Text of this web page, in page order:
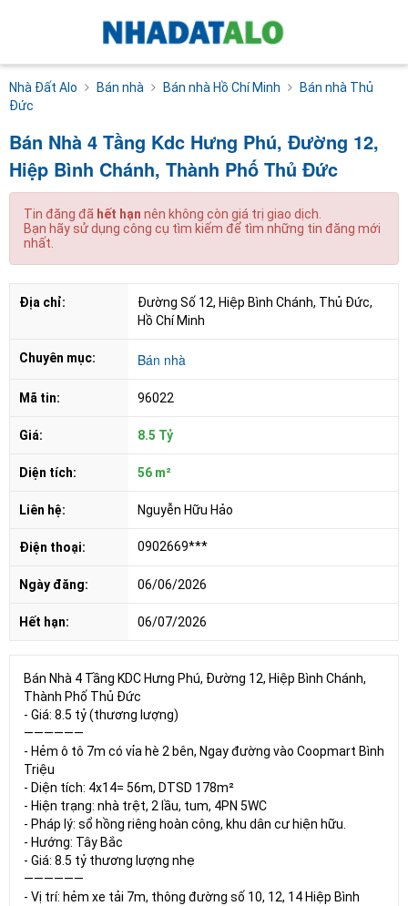
Nhà Đất Alo Bán nhà Bán nhà Hồ Chí Minh
Bán nhà Thủ
Đức
Bán Nhà 4 Tầng Kdc Hưng Phú, Đường 12,
Hiệp Bình Chánh, Thành Phố Thủ Đức
Tin đăng đã hết hạn nên không còn giá trị giao dịch.
Bạn hãy sử dụng công cụ tìm kiếm để tìm những tin đăng mới
nhất.
Địa chỉ:
Đường Số 12, Hiệp Bình Chánh, Thủ Đức,
Hồ Chí Minh
Chuyên mục: Bán nhà
Mã tin: 96022
Giá: 8.5 Tỷ
Diện tích: 56 m²
Liên hệ: Nguyễn Hữu Hảo
Điện thoại: 0902669***
Ngày đăng: 06/06/2026
Hết hạn: 06/07/2026
Bán Nhà 4 Tầng KDC Hưng Phú, Đường 12, Hiệp Bình Chánh,
Thành Phố Thủ Đức
- Giá: 8.5 tỷ (thương lượng)
——————
- Hẻm ô tô 7m có vỉa hè 2 bên, Ngay đường vào Coopmart Bình
Triệu
- Diện tích: 4x14= 56m, DTSD 178m²
- Hiện trạng: nhà trệt, 2 lầu, tum, 4PN 5WC
- Pháp lý: sổ hồng riêng hoàn công, khu dân cư hiện hữu.
- Hướng: Tây Bắc
- Giá: 8.5 tỷ thương lượng nhẹ
——————
- Vị trí: hẻm xe tải 7m, thông đường số 10, 12, 14 Hiệp Bình